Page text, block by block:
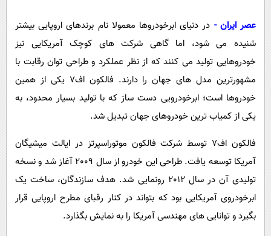
فناوری
گوناگون
محیط زیست
سلامت
فرهنگی
بین الملل
اجتماعی
روانشناسی
آشپزی
عصر ایران - در دنیای ابرخودروها معمولا نام برندهای اروپایی بیشتر
شنیده می شود، اما گاهی شرکت های کوچک آمریکایی نیز
خودروهایی تولید می کنند که از نظر عملکرد و طراحی توان رقابت با
مشهورترین مدل های جهان را دارند. فالکون اف7 یکی از همین
خودروها است؛ ابرخودرویی دست ساز که با تولید بسیار محدود، به
یکی از کمیاب ترین خودروهای جهان تبدیل شد.
فالکون اف7 توسط شرکت فالکون موتوراسپرتز در ایالت میشیگان
آمریکا توسعه یافت. طراحی این خودرو از سال 2009 آغاز شد و نسخه
تولیدی آن در سال 2012 رونمایی شد. هدف سازندگان، ساخت یک
ابرخودروی آمریکایی بود که بتواند در کنار رقبای مطرح اروپایی قرار
بگیرد و توانایی های مهندسی آمریکا را به نمایش بگذارد.